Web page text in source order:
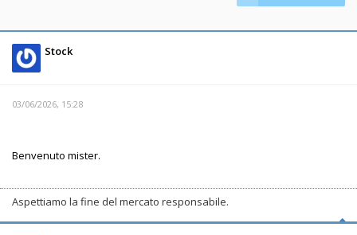
Stock
03/06/2026, 15:28
Benvenuto mister.
Aspettiamo la fine del mercato responsabile.